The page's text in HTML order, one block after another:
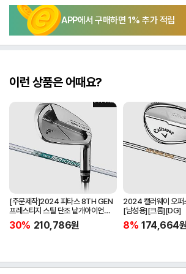
APP에서 구매하면 1% 추가 적립
이런 상품은 어때요?
[주문제작]2024 피타스 8TH GEN
프레스티지 스틸 단조 낱개아이언
[남성용][4번][NSPRO950GH
NEO]
30% 210,786원
2024 캘러웨이 오퍼
[남성용][크롬][DG]
8% 174,664